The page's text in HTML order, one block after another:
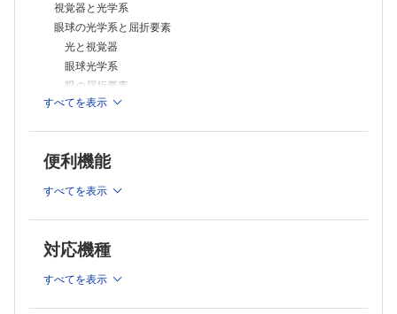
オルソケラトロジー
眼内レンズ
屈折矯正手術
ロービジョンのための光学的サポート
3 診療編
心因性の片眼性調節けいれんと考えられた症例
強度近視性内斜視 （木村亜紀子）
強度近視による長眼軸が原因の内斜視
視力良好例での白内障手術 （佐々木 洋）
先天白内障 （黒坂大次郎）
先天性水晶体欠損 （野村耕治）
Zinn小帯脆弱 （谷口紗織，谷口重雄）
視覚器と光学系
眼球の光学系と屈折要素
光と視覚器
眼球光学系
眼の屈折要素
光学特性をもつ眼球部位
毛様体とZinn小帯
眼の結像機能とその異常
屈折
調節
輻湊と開散
すべてを表示
便利機能
すべてを表示
対応機種
すべてを表示